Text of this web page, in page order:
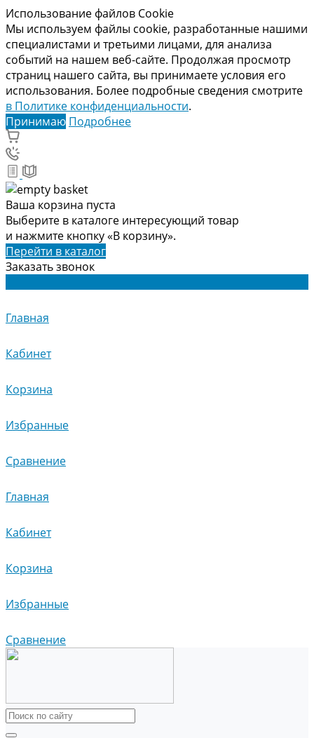
Использование файлов Cookie
Мы используем файлы cookie, разработанные нашими
специалистами и третьими лицами, для анализа
событий на нашем веб-сайте. Продолжая просмотр
страниц нашего сайта, вы принимаете условия его
использования. Более подробные сведения смотрите
в Политике конфиденциальности.
Принимаю Подробнее
Ваша корзина пуста
Выберите в каталоге интересующий товар
и нажмите кнопку «В корзину».
Перейти в каталог
Заказать звонок
Главная
Кабинет
Корзина
Избранные
Сравнение
Главная
Кабинет
Корзина
Избранные
Сравнение